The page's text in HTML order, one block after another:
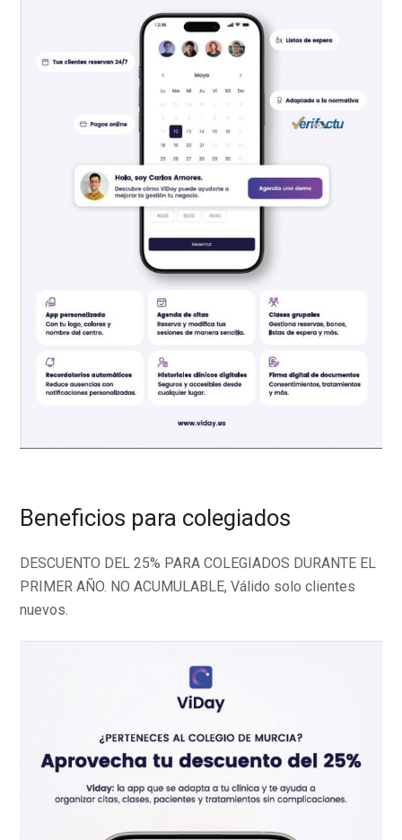
Beneficios para colegiados
DESCUENTO DEL 25% PARA COLEGIADOS DURANTE EL
PRIMER AÑO. NO ACUMULABLE, Válido solo clientes
nuevos.